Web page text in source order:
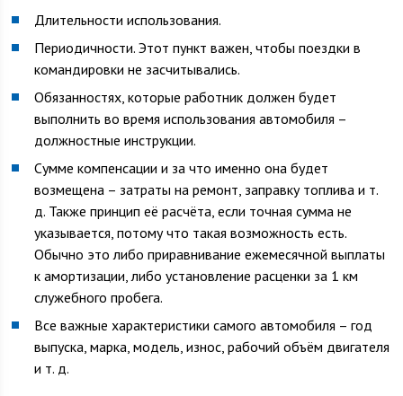
Длительности использования.
Периодичности. Этот пункт важен, чтобы поездки в
командировки не засчитывались.
Обязанностях, которые работник должен будет
выполнить во время использования автомобиля –
должностные инструкции.
Сумме компенсации и за что именно она будет
возмещена – затраты на ремонт, заправку топлива и т.
д. Также принцип её расчёта, если точная сумма не
указывается, потому что такая возможность есть.
Обычно это либо приравнивание ежемесячной выплаты
к амортизации, либо установление расценки за 1 км
служебного пробега.
Все важные характеристики самого автомобиля – год
выпуска, марка, модель, износ, рабочий объём двигателя
и т. д.